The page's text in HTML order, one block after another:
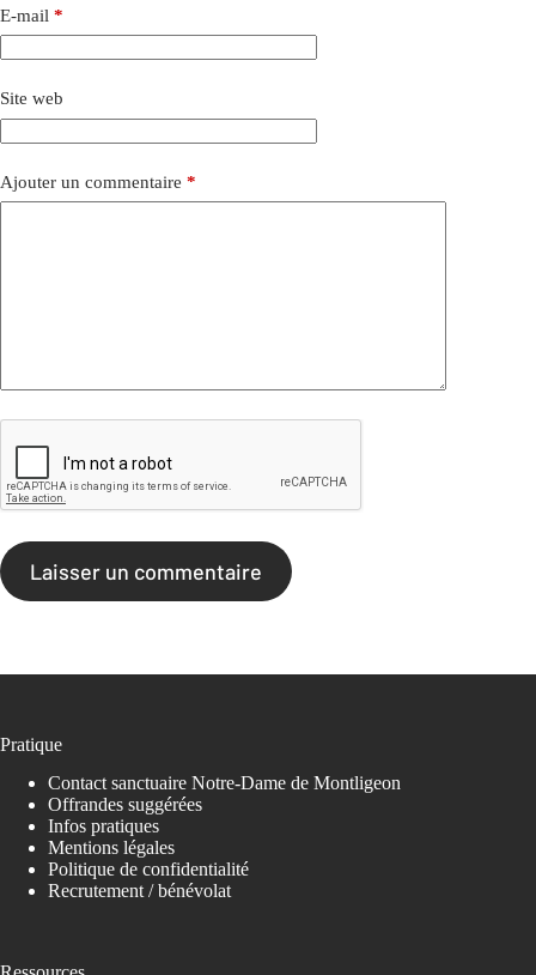
E-mail *
Site web
Ajouter un commentaire *
Laisser un commentaire
Pratique
Contact sanctuaire Notre-Dame de Montligeon
Offrandes suggérées
Infos pratiques
Mentions légales
Politique de confidentialité
Recrutement / bénévolat